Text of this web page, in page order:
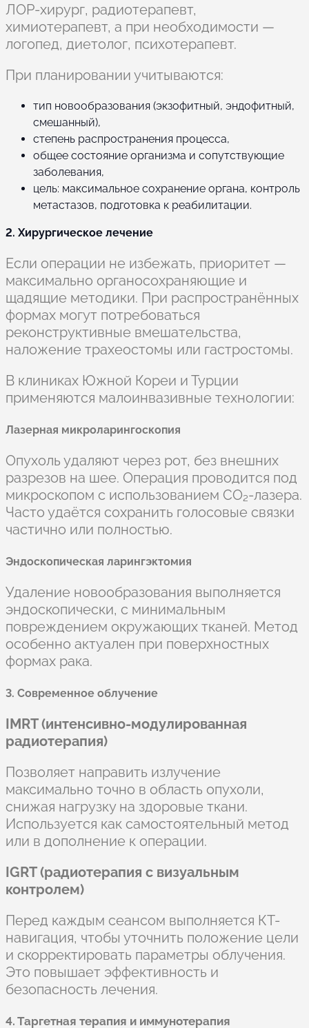
ЛОР-хирург, радиотерапевт,
химиотерапевт, а при необходимости —
логопед, диетолог, психотерапевт.
При планировании учитываются:
тип новообразования (экзофитный, эндофитный,
смешанный),
степень распространения процесса,
общее состояние организма и сопутствующие
заболевания,
цель: максимальное сохранение органа, контроль
метастазов, подготовка к реабилитации.
2. Хирургическое лечение
Если операции не избежать, приоритет —
максимально органосохраняющие и
щадящие методики. При распространённых
формах могут потребоваться
реконструктивные вмешательства,
наложение трахеостомы или гастростомы.
В клиниках Южной Кореи и Турции
применяются малоинвазивные технологии:
Лазерная микроларингоскопия
Опухоль удаляют через рот, без внешних
разрезов на шее. Операция проводится под
микроскопом с использованием CO₂-лазера.
Часто удаётся сохранить голосовые связки
частично или полностью.
Эндоскопическая ларингэктомия
Удаление новообразования выполняется
эндоскопически, с минимальным
повреждением окружающих тканей. Метод
особенно актуален при поверхностных
формах рака.
3. Современное облучение
IMRT (интенсивно-модулированная
радиотерапия)
Позволяет направить излучение
максимально точно в область опухоли,
снижая нагрузку на здоровые ткани.
Используется как самостоятельный метод
или в дополнение к операции.
IGRT (радиотерапия с визуальным
контролем)
Перед каждым сеансом выполняется КТ-
навигация, чтобы уточнить положение цели
и скорректировать параметры облучения.
Это повышает эффективность и
безопасность лечения.
4. Таргетная терапия и иммунотерапия